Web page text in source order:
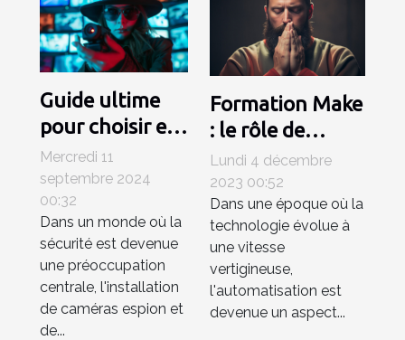
Guide ultime
pour choisir et
installer des
caméras espion
et des systèmes
de surveillance
Mercredi 11
septembre 2024
00:32
Dans un monde où la
sécurité est devenue
une préoccupation
centrale, l'installation
de caméras espion et
de...
Formation Make
: le rôle de
l'automatisation
dans le futur du
travail
Lundi 4 décembre
2023 00:52
Dans une époque où la
technologie évolue à
une vitesse
vertigineuse,
l'automatisation est
devenue un aspect...